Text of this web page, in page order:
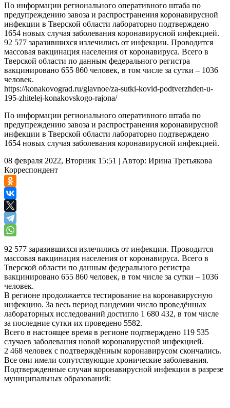
По информации регионального оперативного штаба по
предупреждению завоза и распространения коронавирусной
инфекции в Тверской области лабораторно подтверждено
1654 новых случая заболевания коронавирусной инфекцией.
92 577 заразившихся излечились от инфекции. Проводится
массовая вакцинация населения от коронавируса. Всего в
Тверской области по данным федерального регистра
вакцинировано 655 860 человек, в том числе за сутки – 1036
человек.
https://konakovograd.ru/glavnoe/za-sutki-kovid-podtverzhden-u-
195-zhitelej-konakovskogo-rajona/
По информации регионального оперативного штаба по
предупреждению завоза и распространения коронавирусной
инфекции в Тверской области лабораторно подтверждено
1654 новых случая заболевания коронавирусной инфекцией.
08 февраля 2022, Вторник 15:51 | Автор: Ирина Третьякова
Корреспондент
92 577 заразившихся излечились от инфекции. Проводится
массовая вакцинация населения от коронавируса. Всего в
Тверской области по данным федерального регистра
вакцинировано 655 860 человек, в том числе за сутки – 1036
человек.
В регионе продолжается тестирование на коронавирусную
инфекцию. За весь период пандемии число проведённых
лабораторных исследований достигло 1 680 432, в том числе
за последние сутки их проведено 5582.
Всего в настоящее время в регионе подтверждено 119 535
случаев заболевания новой коронавирусной инфекцией.
2 468 человек с подтверждённым коронавирусом скончались.
Все они имели сопутствующие хронические заболевания.
Подтвержденные случаи коронавирусной инфекции в разрезе
муниципальных образований: